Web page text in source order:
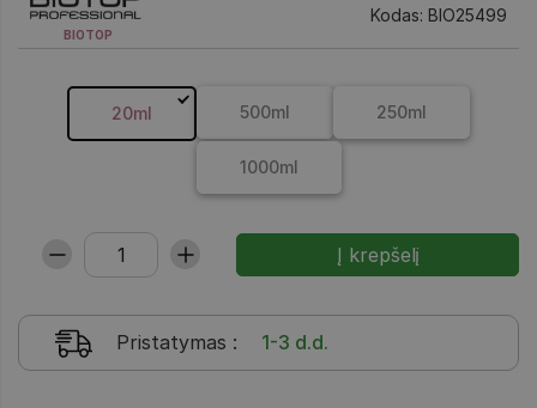
BIOTOP
Kodas: BIO25499
20ml 500ml 250ml
1000ml
Pristatymas : 1-3 d.d.